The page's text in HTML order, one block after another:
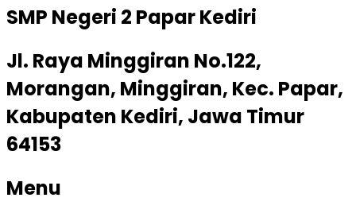
SMP Negeri 2 Papar Kediri
Jl. Raya Minggiran No.122,
Morangan, Minggiran, Kec. Papar,
Kabupaten Kediri, Jawa Timur
64153
Menu